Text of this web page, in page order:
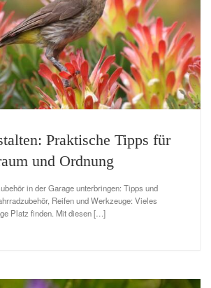
Praktische Tipps für
und Ordnung
in der Garage unterbringen: Tipps und
Reifen und Werkzeuge: Vieles
Platz finden. Mit diesen […]